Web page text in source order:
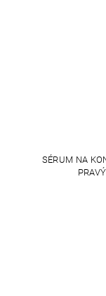
SÉRUM NA